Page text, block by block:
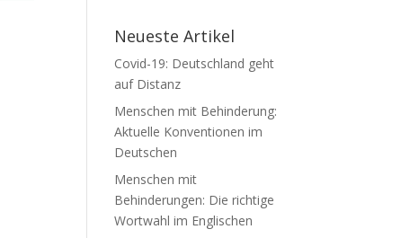
Neueste Artikel
Covid-19: Deutschland geht
auf Distanz
Menschen mit Behinderung:
Aktuelle Konventionen im
Deutschen
Menschen mit
Behinderungen: Die richtige
Wortwahl im Englischen